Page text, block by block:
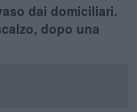
dai domiciliari.
dopo una